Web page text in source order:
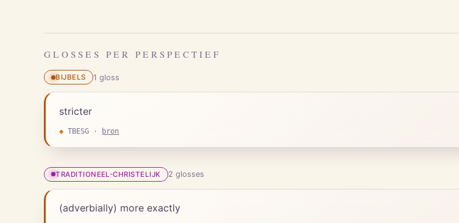
GLOSSES PER PERSPECTIEF
BIJBELS 1 gloss
stricter
◆ TBESG · bron
TRADITIONEEL-CHRISTELIJK 2 glosses
(adverbially) more exactly